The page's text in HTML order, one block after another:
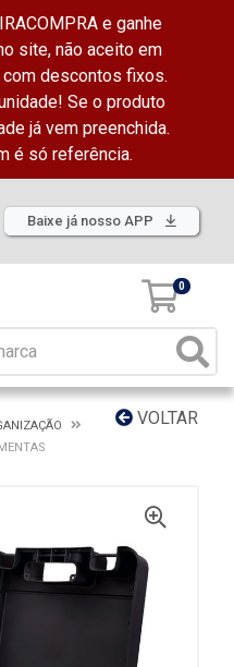
e ganhe
site, não aceito em
descontos fixos.
Se o produto
já vem preenchida.
é só referência.
Baixe já nosso APP
0
VOLTAR